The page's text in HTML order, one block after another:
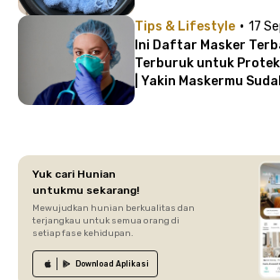
Tips & Lifestyle · 17
Ini Daftar Masker
Terburuk untuk
| Yakin Maskermu
Yuk cari Hunian
untukmu sekarang!
Mewujudkan hunian berkualitas dan
terjangkau untuk semua orang di
setiap fase kehidupan.
Download Aplikasi